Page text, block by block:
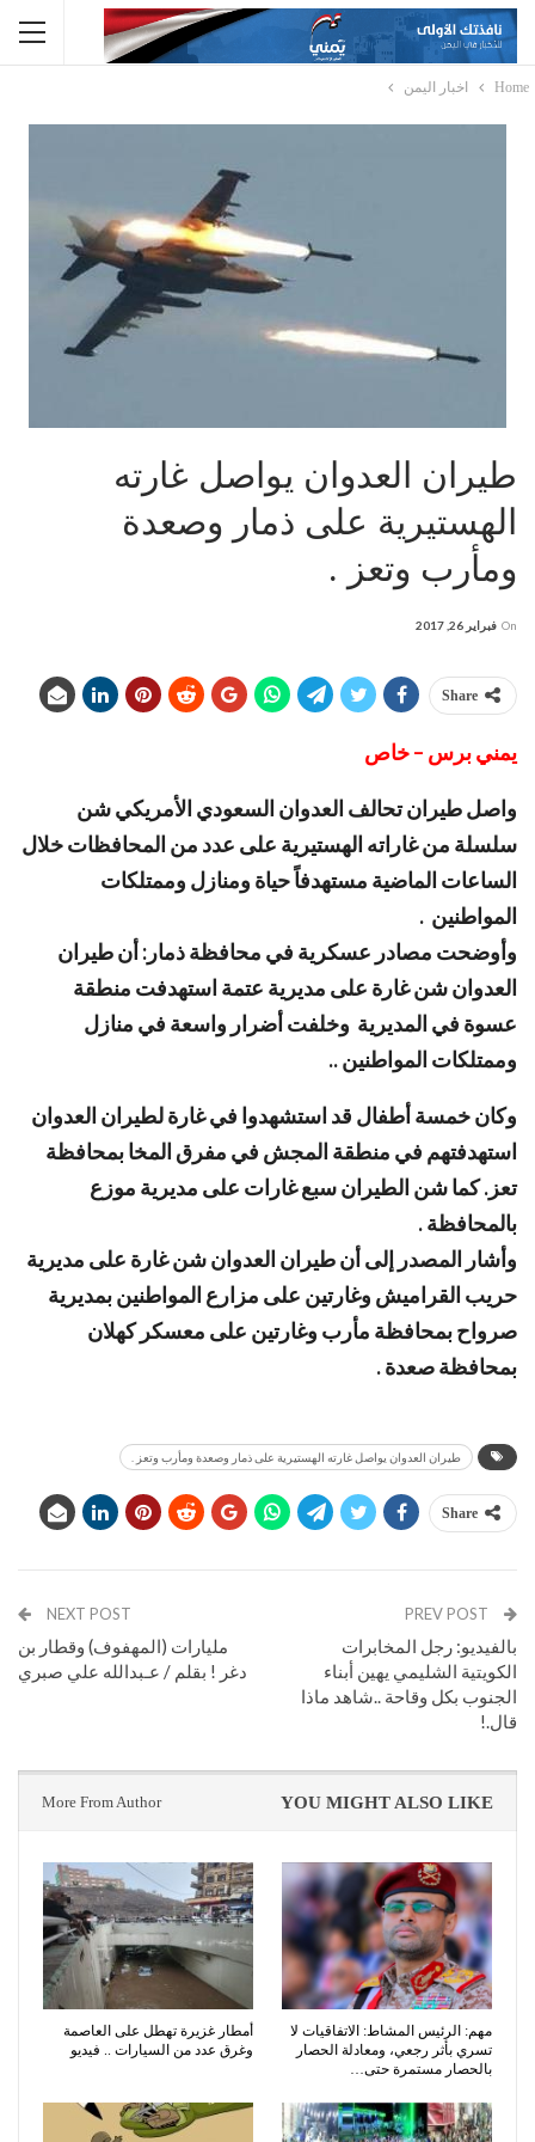
Home اخبار اليمن
طيران العدوان يواصل غارته
الهستيرية على ذمار وصعدة
ومأرب وتعز .
On فبراير 26, 2017
Share
يمني برس – خاص
واصل طيران تحالف العدوان السعودي الأمريكي شن
سلسلة من غاراته الهستيرية على عدد من المحافظات خلال
الساعات الماضية مستهدفاً حياة ومنازل وممتلكات
المواطنين .
وأوضحت مصادر عسكرية في محافظة ذمار: أن طيران
العدوان شن غارة على مديرية عتمة استهدفت منطقة
عسوة في المديرية وخلفت أضرار واسعة في منازل
وممتلكات المواطنين ..
وكان خمسة أطفال قد استشهدوا في غارة لطيران العدوان
استهدفتهم في منطقة المجش في مفرق المخا بمحافظة
تعز. كما شن الطيران سبع غارات على مديرية موزع
بالمحافظة .
وأشار المصدر إلى أن طيران العدوان شن غارة على مديرية
حريب القراميش وغارتين على مزارع المواطنين بمديرية
صرواح بمحافظة مأرب وغارتين على معسكر كهلان
بمحافظة صعدة .
طيران العدوان يواصل غارته الهستيرية على ذمار وصعدة ومأرب وتعز .
Share
بالفيديو: رجل المخابرات
الكويتية الشليمي يهين أبناء
الجنوب بكل وقاحة ..شاهد ماذا
قال.!
NEXT POST
مليارات (المهفوف) وقطار بن
دغر ! بقلم / عـبدالله علي صبري
YOU MIGHT ALSO LIKE
More From Author
مهم: الرئيس المشاط: الاتفاقيات لا
تسري بأثر رجعي، ومعادلة الحصار
بالحصار مستمرة حتى…
أمطار غزيرة تهطل على العاصمة
وغرق عدد من السيارات .. فيديو